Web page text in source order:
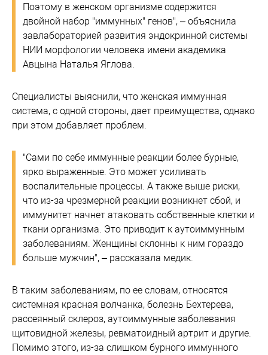
Поэтому в женском организме содержится
двойной набор "иммунных" генов", – объяснила
завлабораторией развития эндокринной системы
НИИ морфологии человека имени академика
Авцына Наталья Яглова.
Специалисты выяснили, что женская иммунная
система, с одной стороны, дает преимущества, однако
при этом добавляет проблем.
"Сами по себе иммунные реакции более бурные,
ярко выраженные. Это может усиливать
воспалительные процессы. А также выше риски,
что из-за чрезмерной реакции возникнет сбой, и
иммунитет начнет атаковать собственные клетки и
ткани организма. Это приводит к аутоиммунным
заболеваниям. Женщины склонны к ним гораздо
больше мужчин", – рассказала медик.
В таким заболеваниям, по ее словам, относятся
системная красная волчанка, болезнь Бехтерева,
рассеянный склероз, аутоиммунные заболевания
щитовидной железы, ревматоидный артрит и другие.
Помимо этого, из-за слишком бурного иммунного